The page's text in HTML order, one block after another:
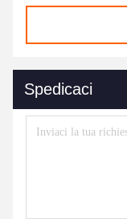
Spedicaci